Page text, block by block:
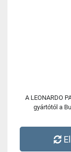
A LEONARDO
gyártótól a